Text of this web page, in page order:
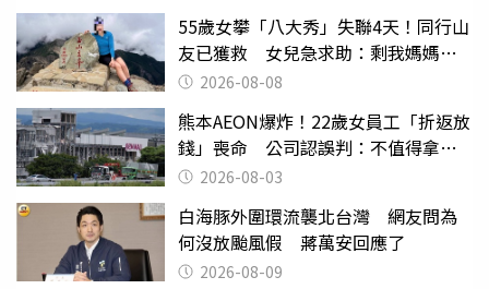
55歲女攀「八大秀」失聯4天！同行山
友已獲救 女兒急求助：剩我媽媽還
沒找到
2026-08-08
熊本AEON爆炸！22歲女員工「折返放
錢」喪命 公司認誤判：不值得拿命
換 2026-08-03
白海豚外圍環流襲北台灣 網友問為
何沒放颱風假 蔣萬安回應了
2026-08-09